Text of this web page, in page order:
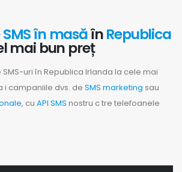
SMS în masăînRepublica
mai bun preț
uri în Republica Irlanda la cele mai
i campaniile dvs. de SMS marketing sau
, cu API SMS nostru c tre telefoanele